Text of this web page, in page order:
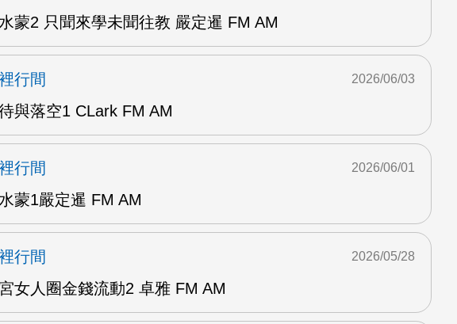
蒙2 只聞來學未聞往教 嚴定暹 FM AM
行間
與落空1 CLark FM AM
2026/06/03
行間
蒙1嚴定暹 FM AM
2026/06/01
行間
女人圈金錢流動2 卓雅 FM AM
2026/05/28